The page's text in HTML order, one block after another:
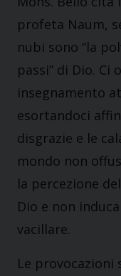
profeta Naum,
nubi sono “la
passi” di Dio. Ci
insegnamento
esortandoci
disgrazie e le
mondo non
la percezione
Dio e non
vacillare.
Le provocazioni